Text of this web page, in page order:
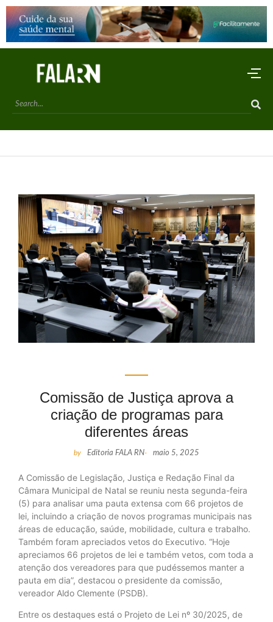
Comissão de Justiça aprova a
criação de programas para
diferentes áreas
by Editoria FALA RN- maio 5, 2025
A Comissão de Legislação, Justiça e Redação Final da
Câmara Municipal de Natal se reuniu nesta segunda-feira
(5) para analisar uma pauta extensa com 66 projetos de
lei, incluindo a criação de novos programas municipais nas
áreas de educação, saúde, mobilidade, cultura e trabalho.
Também foram apreciados vetos do Executivo. “Hoje
apreciamos 66 projetos de lei e também vetos, com toda a
atenção dos vereadores para que pudéssemos manter a
pauta em dia”, destacou o presidente da comissão,
vereador Aldo Clemente (PSDB).
Entre os destaques está o Projeto de Lei nº 30/2025, de